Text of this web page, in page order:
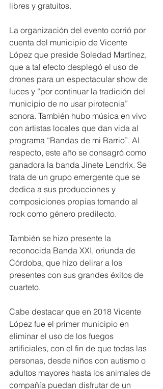
libres y gratuitos.
La organización del evento corrió por
cuenta del municipio de Vicente
López que preside Soledad Martínez,
que a tal efecto desplegó el uso de
drones para un espectacular show de
luces y “por continuar la tradición del
municipio de no usar pirotecnia”
sonora. También hubo música en vivo
con artistas locales que dan vida al
programa “Bandas de mi Barrio”. Al
respecto, este año se consagró como
ganadora la banda Jinete Lendrix. Se
trata de un grupo emergente que se
dedica a sus producciones y
composiciones propias tomando al
rock como género predilecto.
También se hizo presente la
reconocida Banda XXI, oriunda de
Córdoba, que hizo delirar a los
presentes con sus grandes éxitos de
cuarteto.
Cabe destacar que en 2018 Vicente
López fue el primer municipio en
eliminar el uso de los fuegos
artificiales, con el fin de que todas las
personas, desde niños con autismo o
adultos mayores hasta los animales de
compañía puedan disfrutar de un